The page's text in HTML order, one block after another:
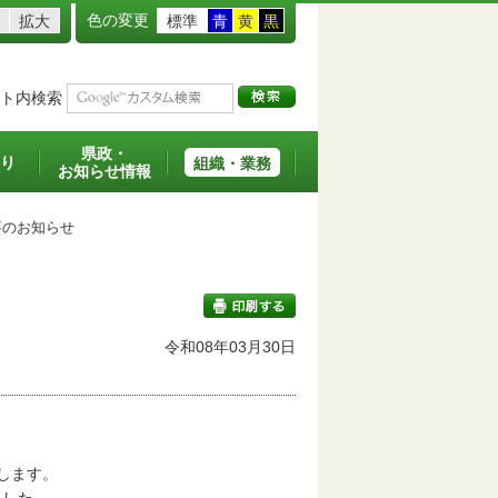
拡大 色の変更 標準 青 黄 黒
内検索
県政・
お知らせ情報
組織・業務
お知らせ
印刷する
令和08年03月30日
す。